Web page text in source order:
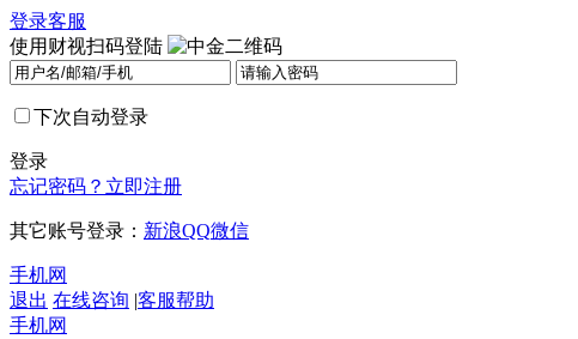
登录客服
使用财视扫码登陆
下次自动登录
登录
忘记密码？ 立即注册
其它账号登录： 新浪QQ微信
手机网
退出 在线咨询 |客服帮助
手机网